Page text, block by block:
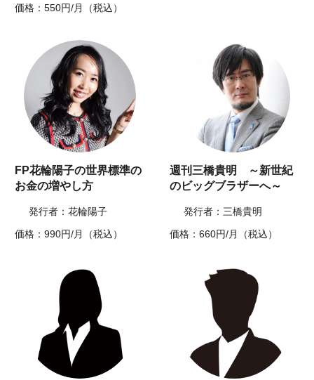
価格：550円/月（税込）
FP花輪陽子の世界標準の
お金の増やし方
発行者：花輪陽子
価格：990円/月（税込）
週刊三橋貴明 ～新世紀
のビッグブラザーへ～
発行者：三橋貴明
価格：660円/月（税込）